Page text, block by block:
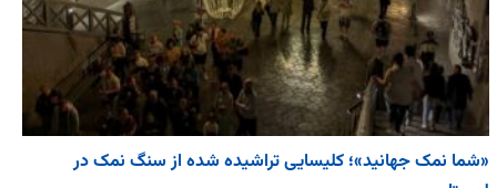
«شما نمک جهانید»؛ کلیسایی تراشیده شده از سنگ نمک در